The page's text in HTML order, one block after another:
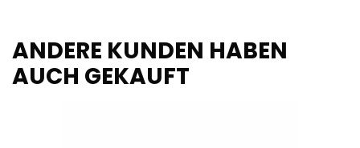
ANDERE KUNDEN HABEN
AUCH GEKAUFT